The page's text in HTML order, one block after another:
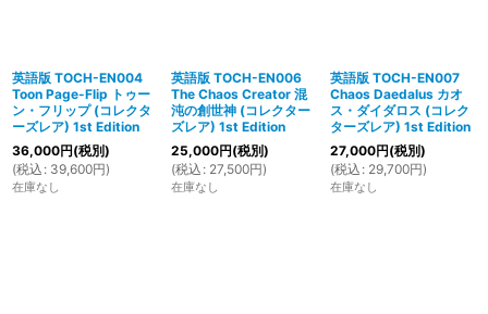
英語版 TOCH-EN004
Toon Page-Flip トゥー
ン・フリップ (コレクタ
ーズレア) 1st Edition
36,000円(税別)
(税込 : 39,600円)
在庫なし
英語版 TOCH-EN006
The Chaos Creator 混
沌の創世神 (コレクター
ズレア) 1st Edition
25,000円(税別)
(税込 : 27,500円)
在庫なし
英語版 TOCH-EN007
Chaos Daedalus カオ
ス・ダイダロス (コレク
ターズレア) 1st Edition
27,000円(税別)
(税込 : 29,700円)
在庫なし